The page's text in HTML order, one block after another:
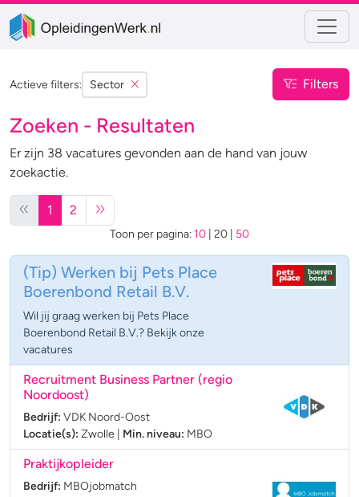
Actieve filters: Sector Filters
Zoeken - Resultaten
Er zijn 38 vacatures gevonden aan de hand van jouw
zoekactie.
1 2
Toon per pagina: 10 20 50
(Tip) Werken bij Pets Place
Boerenbond Retail B.V.
Wil jij graag werken bij Pets Place
Boerenbond Retail B.V.? Bekijk onze
vacatures
Recruitment Business Partner (regio
Noordoost)
Bedrijf: VDK Noord-Oost
Locatie(s): Zwolle Min. niveau: MBO
Praktijkopleider
Bedrijf: MBOjobmatch